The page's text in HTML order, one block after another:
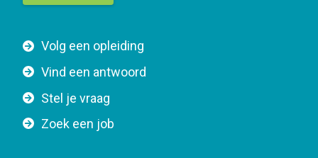
F
o
t
e
Volg een opleiding
Vind een antwoord
Stel je vraag
Zoek een job
t
o
n
a
v